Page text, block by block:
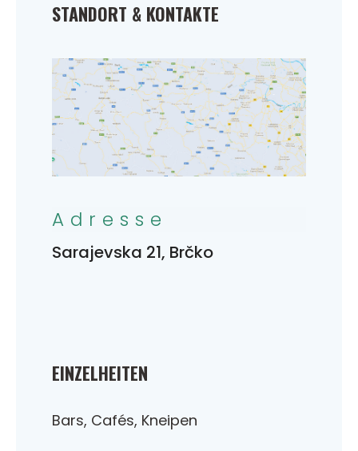
EINZELHEITEN
Bars, Cafés, Kneipen
STANDORT & KONTAKTE
Adresse
Sarajevska 21, Brčko